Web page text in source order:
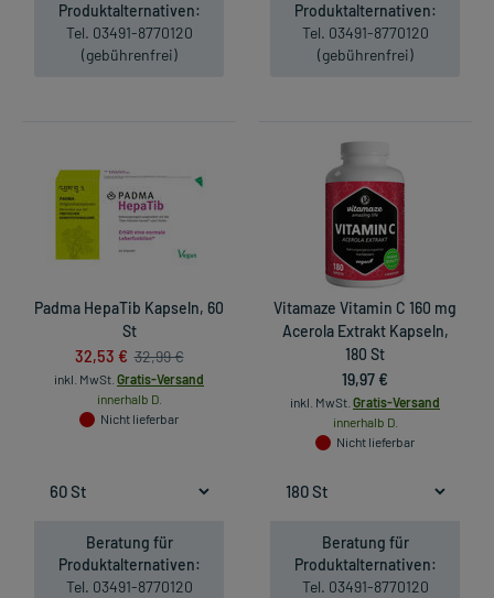
Produktalternativen:
Tel. 03491-8770120
(gebührenfrei)
Produktalternativen:
Tel. 03491-8770120
(gebührenfrei)
Padma HepaTib Kapseln, 60
St
32,53 € 32,99 €
inkl. MwSt. Gratis-Versand
innerhalb D.
Nicht lieferbar
Beratung für
Produktalternativen:
Tel. 03491-8770120
Vitamaze Vitamin C 160 mg
Acerola Extrakt Kapseln,
180 St
19,97 €
inkl. MwSt. Gratis-Versand
innerhalb D.
Nicht lieferbar
Beratung für
Produktalternativen:
Tel. 03491-8770120